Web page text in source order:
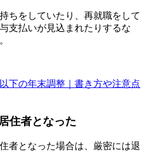
ちをしていたり、再就職をして
支払いが見込まれたりするな
下の年末調整｜書き方や注意点
住者となった
者となった場合は、厳密には退